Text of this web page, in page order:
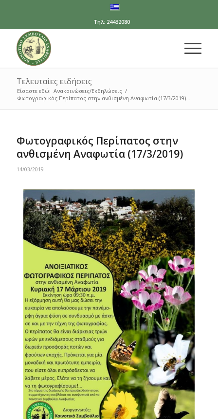
Τηλ: 24432080
Τελευταίες ειδήσεις
Είσαστε εδώ: Ανακοινώσεις/Εκδηλώσεις /
Φωτογραφικός Περίπατος στην ανθισμένη Αναφωτία (17/3/2019)...
Φωτογραφικός Περίπατος στην
ανθισμένη Αναφωτία (17/3/2019)
14/03/2019